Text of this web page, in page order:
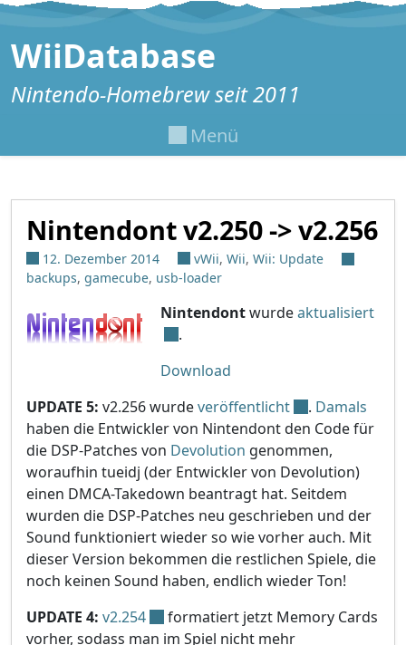
Zum Inhalt springen
WiiDatabase
Nintendo-Homebrew seit 2011
Menü
Nintendont v2.250 -> v2.256
12. Dezember 2014 vWii, Wii, Wii: Update
backups, gamecube, usb-loader
Nintendontwurdeaktualisiert
.
Download
UPDATE 5: v2.256 wurdeveröffentlicht . Damals
haben die Entwickler von Nintendont den Code für
die DSP-Patches von Devolution genommen,
woraufhin tueidj (der Entwickler von Devolution)
einen DMCA-Takedown beantragt hat. Seitdem
wurden die DSP-Patches neu geschrieben und der
Sound funktioniert wieder so wie vorher auch. Mit
dieser Version bekommen die restlichen Spiele, die
noch keinen Sound haben, endlich wieder Ton!
UPDATE 4: v2.254
formatiert jetzt Memory Cards
vorher, sodass man im Spiel nicht mehr